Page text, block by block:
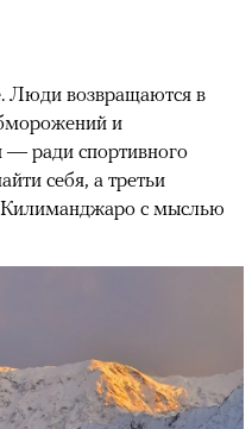
Люди возвращаются в
и
ради спортивного
себя, а третьи
с мыслью